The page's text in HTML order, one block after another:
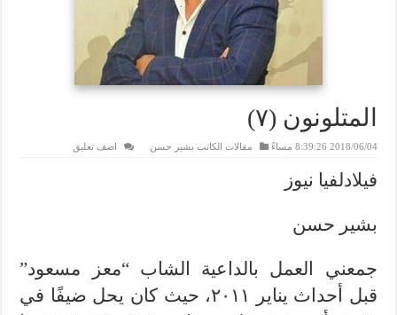
المتلونون (٧)
2018/06/04 8:39:26 مساءً مقالات الكاتب بشير حسن اضف تعليق
فيلادلفيا نيوز
بشير حسن
جمعني العمل بالداعية الشاب “معز مسعود”
قبل أحداث يناير ٢٠١١، حيث كان يحل ضيفًا في